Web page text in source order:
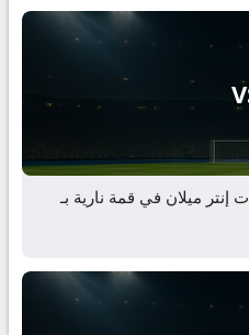
ميلان في قمة نارية بـ